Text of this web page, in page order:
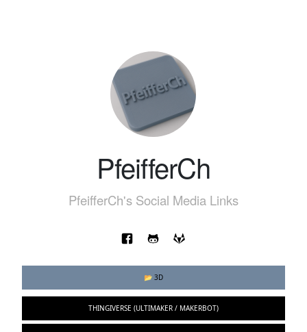
PfeifferCh
PfeifferCh's Social Media Links
📂 3D
THINGIVERSE (ULTIMAKER / MAKERBOT)